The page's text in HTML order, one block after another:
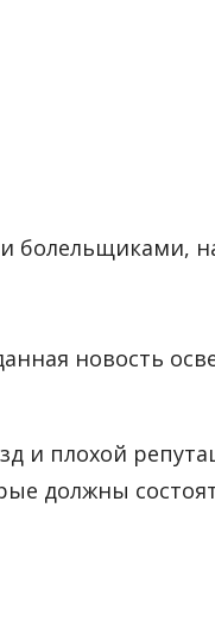
болельщиками,
новость
и плохой
должны